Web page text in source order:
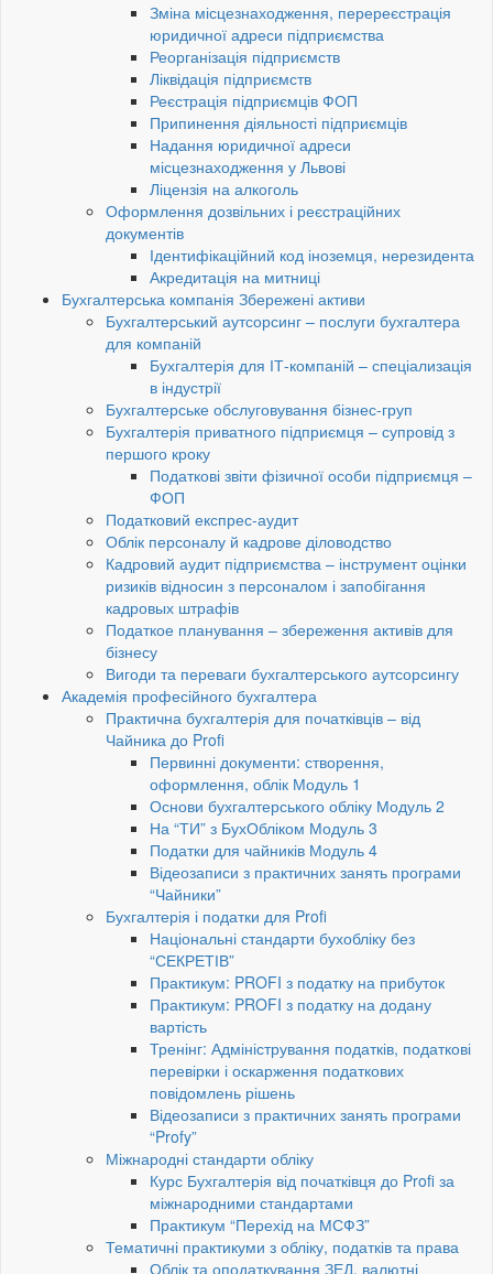
Зміна місцезнаходження, перереєстрація
юридичної адреси підприємства
Реорганізація підприємств
Ліквідація підприємств
Реєстрація підприємців ФОП
Припинення діяльності підприємців
Надання юридичної адреси
місцезнаходження у Львові
Ліцензія на алкоголь
Оформлення дозвільних і реєстраційних
документів
Ідентифікаційний код іноземця, нерезидента
Акредитація на митниці
Бухгалтерська компанія Збережені активи
Бухгалтерський аутсорсинг – послуги бухгалтера
для компаній
Бухгалтерія для ІТ-компаній – спеціализація
в індустрії
Бухгалтерське обслуговування бізнес-груп
Бухгалтерія приватного підприємця – супровід з
першого кроку
Податкові звіти фізичної особи підприємця –
ФОП
Податковий експрес-аудит
Облік персоналу й кадрове діловодство
Кадровий аудит підприємства – інструмент оцінки
ризиків відносин з персоналом і запобігання
кадровых штрафів
Податкое планування – збереження активів для
бізнесу
Вигоди та переваги бухгалтерського аутсорсингу
Академія професійного бухгалтера
Практична бухгалтерія для початківців – від
Чайника до Profi
Первинні документи: створення,
оформлення, облік Модуль 1
Основи бухгалтерського обліку Модуль 2
На “ТИ” з БухОбліком Модуль 3
Податки для чайників Модуль 4
Відеозаписи з практичних занять програми
“Чайники”
Бухгалтерія і податки для Profi
Національні стандарти бухобліку без
“СЕКРЕТІВ”
Практикум: PROFI з податку на прибуток
Практикум: PROFI з податку на додану
вартість
Тренінг: Адміністрування податків, податкові
перевірки і оскарження податкових
повідомлень рішень
Відеозаписи з практичних занять програми
“Profy”
Міжнародні стандарти обліку
Курс Бухгалтерія від початківця до Profi за
міжнародними стандартами
Практикум “Перехід на МСФЗ”
Тематичні практикуми з обліку, податків та права
Облік та оподаткування ЗЕД, валютні